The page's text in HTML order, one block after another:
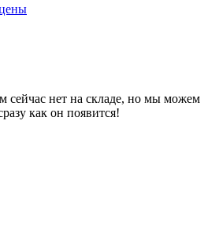
сейчас нет на складе, но мы можем
как он появится!